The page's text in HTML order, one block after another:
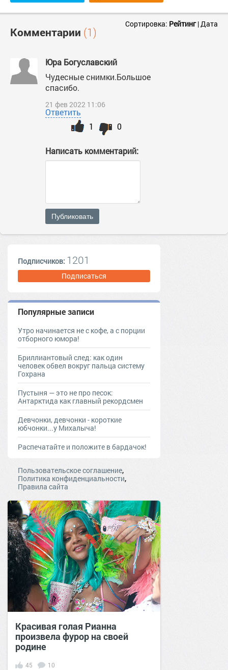
Комментарии (1)
Сортировка: Рейтинг|Дата
Юра Богуславский
Чудесные снимки.Большое
спасибо.
21 фев 2022 11:06
Ответить
0
1
Написать комментарий:
Публиковать
Подписчиков: 1201
Подписаться
Популярные записи
Утро начинается не с кофе, а с порции
отборного юмора!
Бриллиантовый след: как один
человек обвел вокруг пальца систему
Гохрана
Пустыня — это не про песок:
Антарктида как главный рекордсмен
Девчонки, девчонки - короткие
юбчонки...у Михалыча!
Распечатайте и положите в бардачок!
Пользовательское соглашение,
Политика конфиденциальности,
Правила сайта
Красивая голая Рианна
произвела фурор на своей
родине
45 10